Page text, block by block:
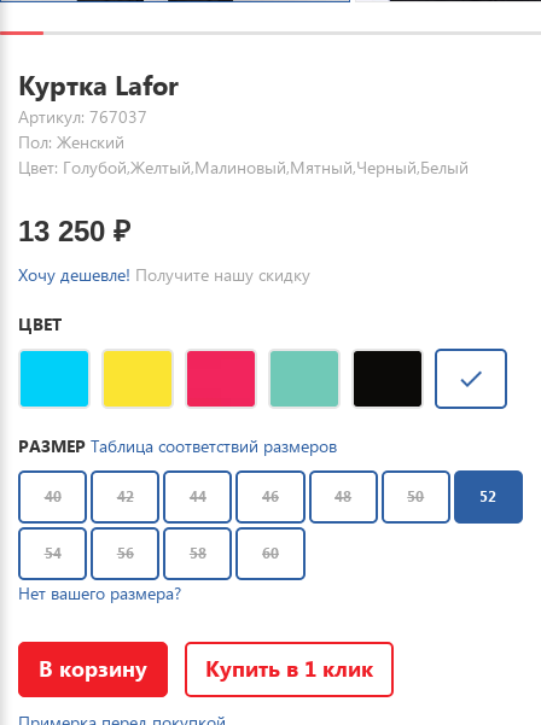
Куртка Lafor
Артикул: 767037
Пол: Женский
Цвет: Голубой,Желтый,Малиновый,Мятный,Черный,Белый
13 250 ₽
Хочу дешевле! Получите нашу скидку
ЦВЕТ
РАЗМЕР Таблица соответствий размеров
40 42 44 46 48 50 52
54 56 58 60
Нет вашего размера?
В корзину Купить в 1 клик